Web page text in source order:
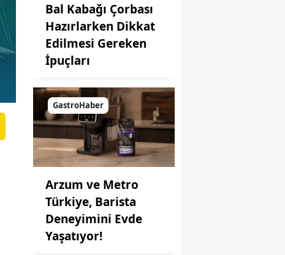
Bal Kabağı Çorbası
Hazırlarken Dikkat
Edilmesi Gereken
İpuçları
GastroHaber
Arzum ve Metro
Türkiye, Barista
Deneyimini Evde
Yaşatıyor!